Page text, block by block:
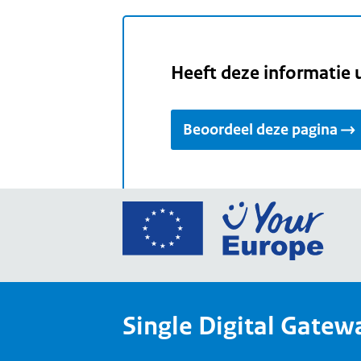
Heeft deze informatie
Beoordeel deze pagina
Ga
Your
Single Digital